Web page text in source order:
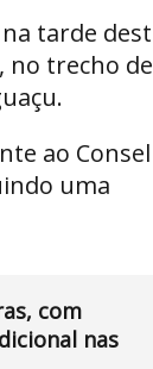
tarde
no trecho de
ao
uma
com
nas